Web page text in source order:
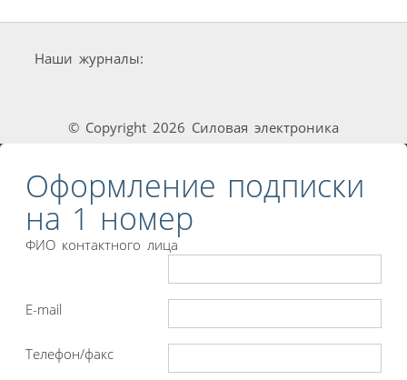
Наши журналы:
© Copyright 2026 Силовая электроника
Оформление подписки
на 1 номер
ФИО контактного лица
E-mail
Телефон/факс